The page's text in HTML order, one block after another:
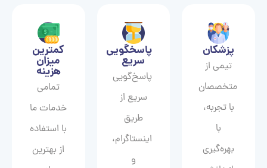
پزشکان
تیمی از
متخصصان
با تجربه،
با
بهره‌گیری
پاسخگویی
سریع
پاسخ‌گویی
سریع از
طریق
اینستاگرام،
و
کمترین
میزان
هزینه
تمامی
خدمات ما
با استفاده
از بهترین